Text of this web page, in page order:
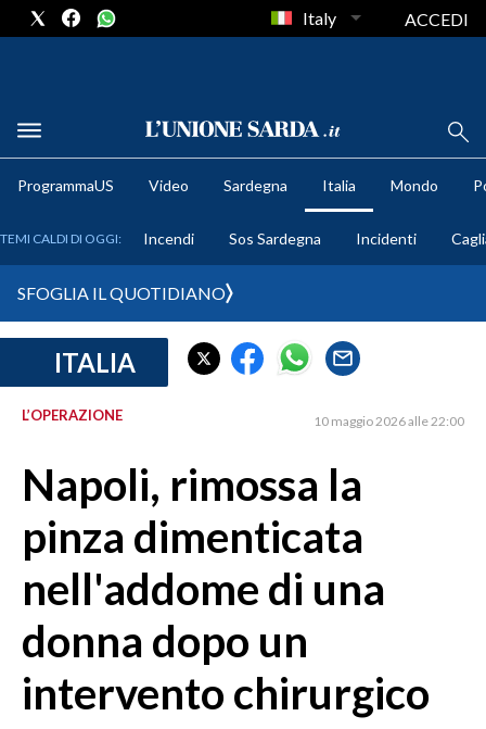
METEO
CRONACA SARDEGNA
MEDIO CAMPIDANO
ORISTANO E PROVINCIA
SASSARI E PROVINCIA
GALLURA
NUORO E PROVINCIA
OGLIASTRA
AGENDA
Italy ACCEDI
ProgrammaUS Video Sardegna Italia Mondo
TEMI CALDI DI OGGI: Incendi Sos Sardegna Incidenti
SFOGLIA IL QUOTIDIANO
ITALIA
L’OPERAZIONE 10 maggio 2026 alle 22:00
Napoli, rimossa la
pinza dimenticata
nell'addome di una
donna dopo un
intervento chirurgico